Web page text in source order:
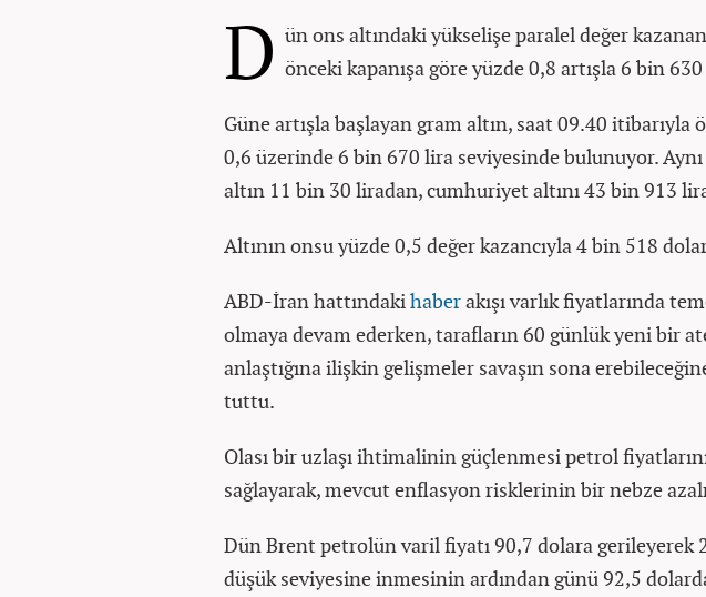
D ün ons altındaki yükselişe paralel değer
önceki kapanışa göre yüzde 0,8 artışla 6 bin
Güne artışla başlayan gram altın, saat 09.40 itibarıyla
0,6 üzerinde 6 bin 670 lira seviyesinde bulunuyor.
altın 11 bin 30 liradan, cumhuriyet altını 43 bin 913
Altının onsu yüzde 0,5 değer kazancıyla 4 bin 518
ABD-İran hattındakihaberakışı varlık fiyatlarında
olmaya devam ederken, tarafların 60 günlük yeni bir
anlaştığına ilişkin gelişmeler savaşın sona
tuttu.
Olası bir uzlaşı ihtimalinin güçlenmesi petrol
sağlayarak, mevcut enflasyon risklerinin bir nebze
Dün Brent petrolün varil fiyatı 90,7 dolara gerileyerek
düşük seviyesine inmesinin ardından günü 92,5